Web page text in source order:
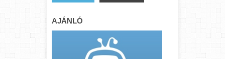
AJÁNLÓ